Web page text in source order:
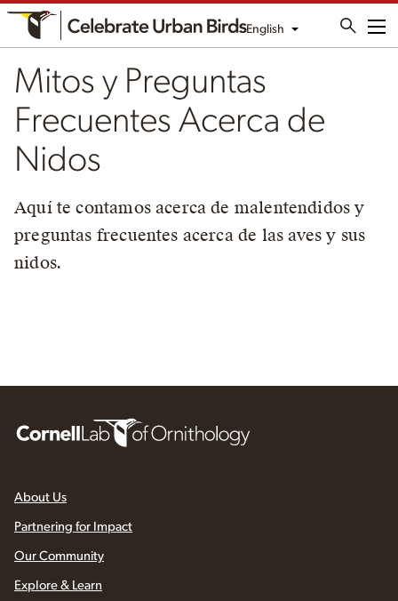
English
Mitos y Preguntas
Frecuentes Acerca de
Nidos
Aquí te contamos acerca de malentendidos y
preguntas frecuentes acerca de las aves y sus
nidos.
About Us
Partnering for Impact
Our Community
Explore & Learn